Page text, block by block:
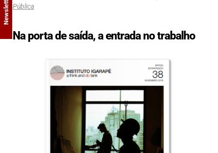
Pública
Na porta de saída, a entrada no trabalho
Newsletter